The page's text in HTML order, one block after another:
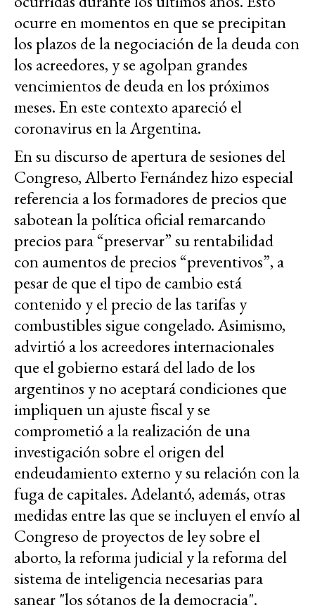
ocurre en momentos en que se precipitan
los plazos de la negociación de la deuda con
los acreedores, y se agolpan grandes
vencimientos de deuda en los próximos
meses. En este contexto apareció el
coronavirus en la Argentina.
En su discurso de apertura de sesiones del
Congreso, Alberto Fernández hizo especial
referencia a los formadores de precios que
sabotean la política oficial remarcando
precios para “preservar” su rentabilidad
con aumentos de precios “preventivos”, a
pesar de que el tipo de cambio está
contenido y el precio de las tarifas y
combustibles sigue congelado. Asimismo,
advirtió a los acreedores internacionales
que el gobierno estará del lado de los
argentinos y no aceptará condiciones que
impliquen un ajuste fiscal y se
comprometió a la realización de una
investigación sobre el origen del
endeudamiento externo y su relación con la
fuga de capitales. Adelantó, además, otras
medidas entre las que se incluyen el envío al
Congreso de proyectos de ley sobre el
aborto, la reforma judicial y la reforma del
sistema de inteligencia necesarias para
sanear "los sótanos de la democracia".